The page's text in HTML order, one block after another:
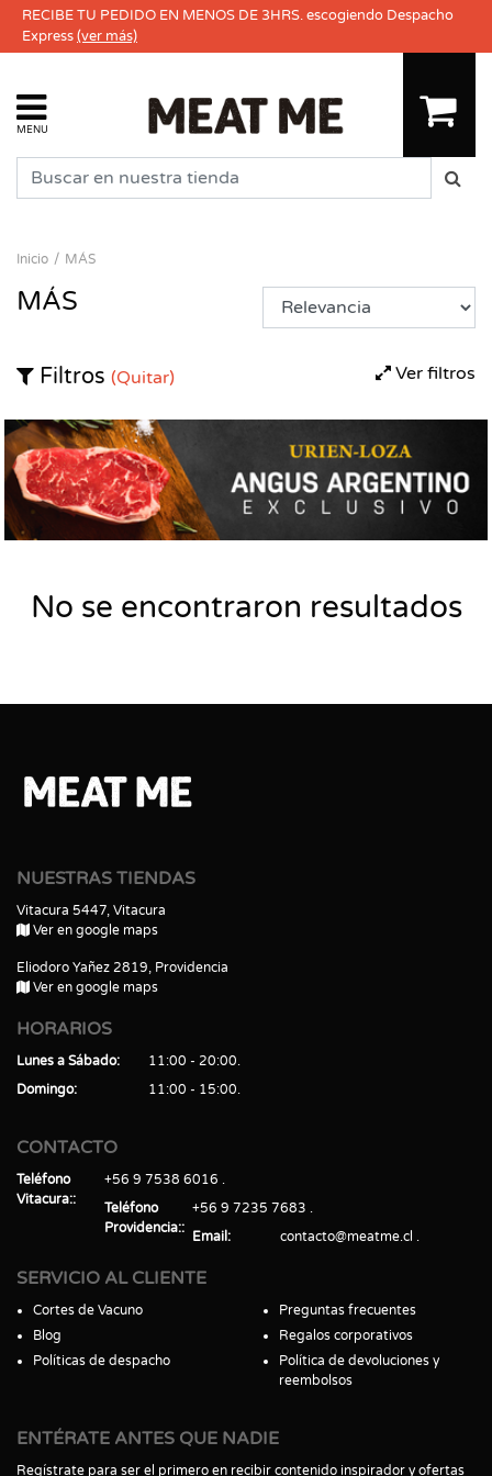
RECIBE TU PEDIDO EN MENOS DE 3HRS. escogiendo Despacho
Express(ver más)
MENU
Inicio MÁS
MÁS
Ver filtros
Filtros (Quitar)
No se encontraron resultados
NUESTRAS TIENDAS
Vitacura 5447, Vitacura
Ver en google maps
Eliodoro Yañez 2819, Providencia
Ver en google maps
HORARIOS
Lunes a Sábado
11:00 - 20:00
Domingo
11:00 - 15:00
CONTACTO
Teléfono
Vitacura:
+56 9 7538 6016
Teléfono
Providencia:
+56 9 7235 7683
Email
contacto@meatme.cl
SERVICIO AL CLIENTE
Cortes de Vacuno
Blog
Políticas de despacho
Preguntas frecuentes
Regalos corporativos
Política de devoluciones y
reembolsos
ENTÉRATE ANTES QUE NADIE
Regístrate para ser el primero en recibir contenido inspirador y ofertas